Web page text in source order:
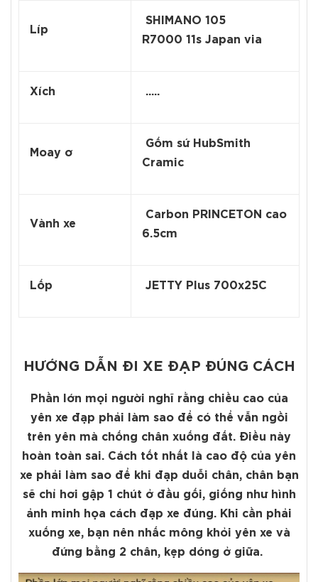
Líp
SHIMANO 105
R7000 11s Japan via
Xích .....
Moay ơ
Gốm sứ HubSmith
Cramic
Vành xe
Carbon PRINCETON cao
6.5cm
Lốp JETTY Plus 700x25C
HƯỚNG DẪN ĐI XE ĐẠP ĐÚNG CÁCH
Phần lớn mọi người nghĩ rằng chiều cao của
yên xe đạp phải làm sao để có thể vẫn ngồi
trên yên mà chống chân xuống đất. Điều này
hoàn toàn sai. Cách tốt nhất là cao độ của yên
xe phải làm sao để khi đạp duỗi chân, chân bạn
sẽ chỉ hơi gập 1 chút ở đầu gối, giống như hình
ảnh minh họa cách đạp xe đúng. Khi cần phải
xuống xe, bạn nên nhấc mông khỏi yên xe và
đứng bằng 2 chân, kẹp dóng ở giữa.